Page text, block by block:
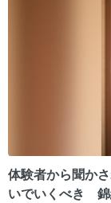
体験者から聞か
いでいくべき 錦